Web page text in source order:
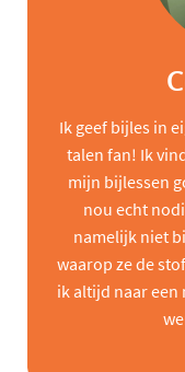
Ik geef bijles in
talen fan! Ik
mijn bijlessen
nou echt
namelijk niet
waarop ze de
ik altijd naar een